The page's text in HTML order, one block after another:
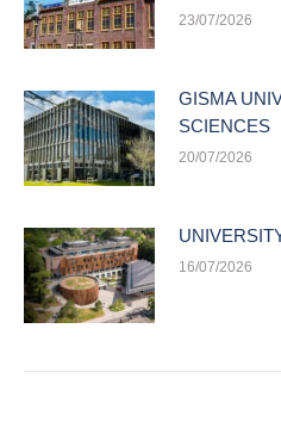
23/07/2026
GISMA
SCIENCES
20/07/2026
16/07/2026